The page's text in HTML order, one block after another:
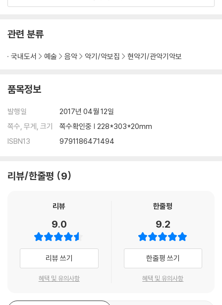
14)아시타카 셋키 모노노케 히메
16)외톨이는 그만 두었어 이웃집 야마다군
18)그 여름으로 센과 치히로의 행방불명
20)바람이 되다 고양이의 보은
21)세계의 약속 하울의 움직이는 성
22)인생의 회전목마 하울의 움직이는 성
23)테루의 노래 게드 전기
25)해바라기 집의 왈츠 벼랑 위의 포뇨
26)Arrietty’s Song 마루 밑 아리에티
28)아침밥 노래 코쿠리코 언덕에서
30)Fine On The Outside 추억의 마니
관련 분류
국내도서 예술 음악 악기/악보집 현악기/관악기악보
품목정보
발행일
2017년 04월 12일
쪽수, 무게, 크기
쪽수확인중 | 228*303*20mm
ISBN13
9791186471494
리뷰/한줄평 9
리뷰
9.0
리뷰 쓰기
혜택 및 유의사항
한줄평
9.2
한줄평 쓰기
혜택 및 유의사항